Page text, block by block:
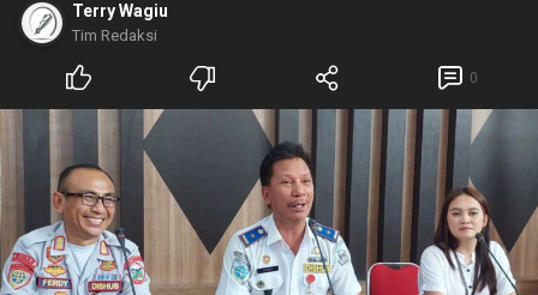
Terry Wagiu
Tim Redaksi
0